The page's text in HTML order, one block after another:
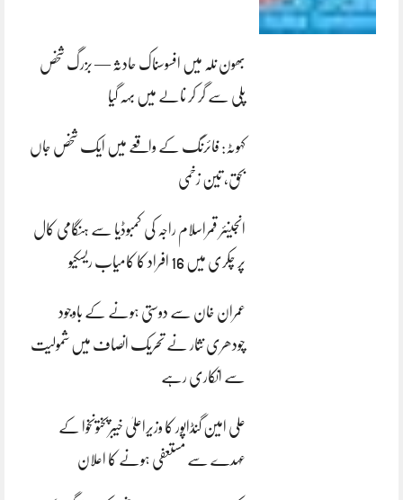
بھون نلہ میں افسوسناک حادثہ — بزرگ شخص
پلی سے گر کر نالے میں بہہ گیا
کہوٹہ: فائرنگ کے واقعے میں ایک شخص جاں
بحق، تین زخمی
انجینئر قمراسلام راجہ کی کمبوڈیا سے ہنگامی کال
پر چکری میں 16 افراد کا کامیاب ریسکیو
عمران خان سے دوستی ہونے کے باوجود
چودھری نثار نے تحریک انصاف میں شمولیت
سے انکاری رہے
علی امین گنڈاپور کا وزیراعلیٰ خیبرپختونخوا کے
عہدے سے مستعفی ہونے کا اعلان